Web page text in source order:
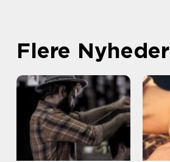
Flere Nyheder